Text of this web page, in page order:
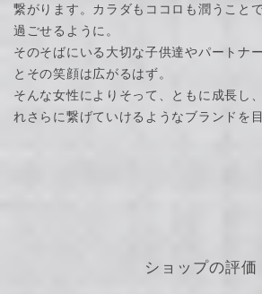
繋がります。カラダもココロも潤うこと
過ごせるように。
そのそばにいる大切な子供達やパートナ
とその笑顔は広がるはず。
そんな女性によりそって、ともに成長し
れさらに繋げていけるようなブランドを
ショップの評価